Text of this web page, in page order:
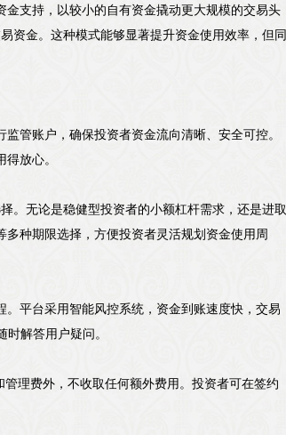
支持，以较小的自有资金撬动更大规模的交易头
资金。这种模式能够显著提升资金使用效率，但同
管账户，确保投资者资金流向清晰、安全可控。
放心。
。无论是稳健型投资者的小额杠杆需求，还是进取
种期限选择，方便投资者灵活规划资金使用周
平台采用智能风控系统，资金到账速度快，交易
解答用户疑问。
理费外，不收取任何额外费用。投资者可在签约